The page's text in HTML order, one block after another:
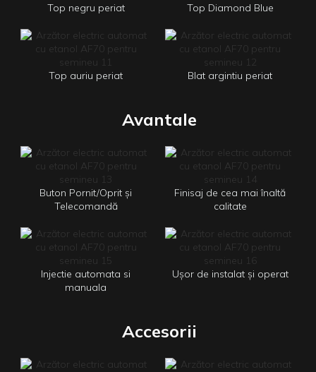
Top negru periat Top Diamond Blue
Top auriu periat Blat argintiu periat
Avantale
Buton Pornit/Oprit și
Telecomandă
Finisaj de cea mai înaltă
calitate
Injectie automata si
manuala
Ușor de instalat și operat
Accesorii